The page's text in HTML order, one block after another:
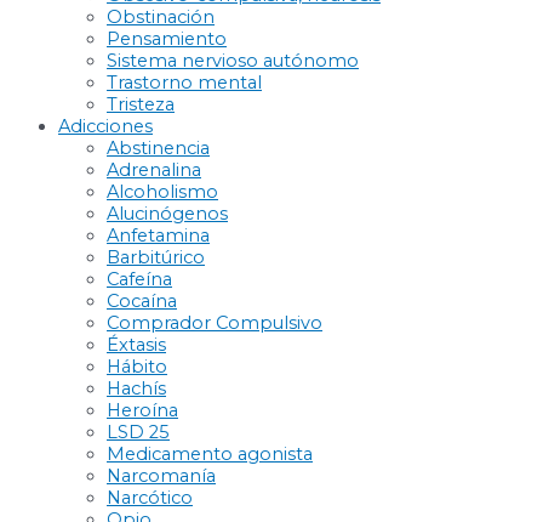
Obstinación
Pensamiento
Sistema nervioso autónomo
Trastorno mental
Tristeza
Adicciones
Abstinencia
Adrenalina
Alcoholismo
Alucinógenos
Anfetamina
Barbitúrico
Cafeína
Cocaína
Comprador Compulsivo
Éxtasis
Hábito
Hachís
Heroína
LSD 25
Medicamento agonista
Narcomanía
Narcótico